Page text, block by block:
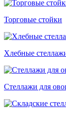
Торговые стойки
Хлебные
Стеллажи для